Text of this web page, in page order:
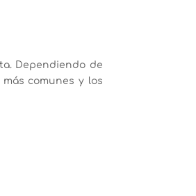
Dependiendo de
comunes y los